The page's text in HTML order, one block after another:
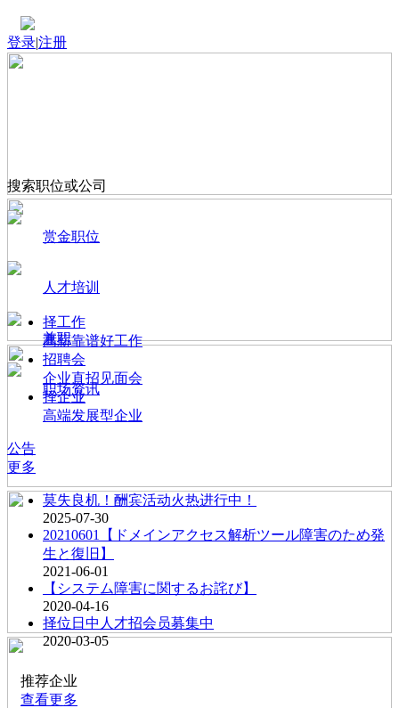
登录|注册
搜索职位或公司
赏金职位
人才培训
兼职
职场资讯
择工作
高薪靠谱好工作
招聘会
企业直招见面会
择企业
高端发展型企业
公告
更多
莫失良机！酬宾活动火热进行中！
2025-07-30
20210601【ドメインアクセス解析ツール障害のため発
生と復旧】
2021-06-01
【システム障害に関するお詫び】
2020-04-16
择位日中人才招会员募集中
2020-03-05
推荐企业
查看更多